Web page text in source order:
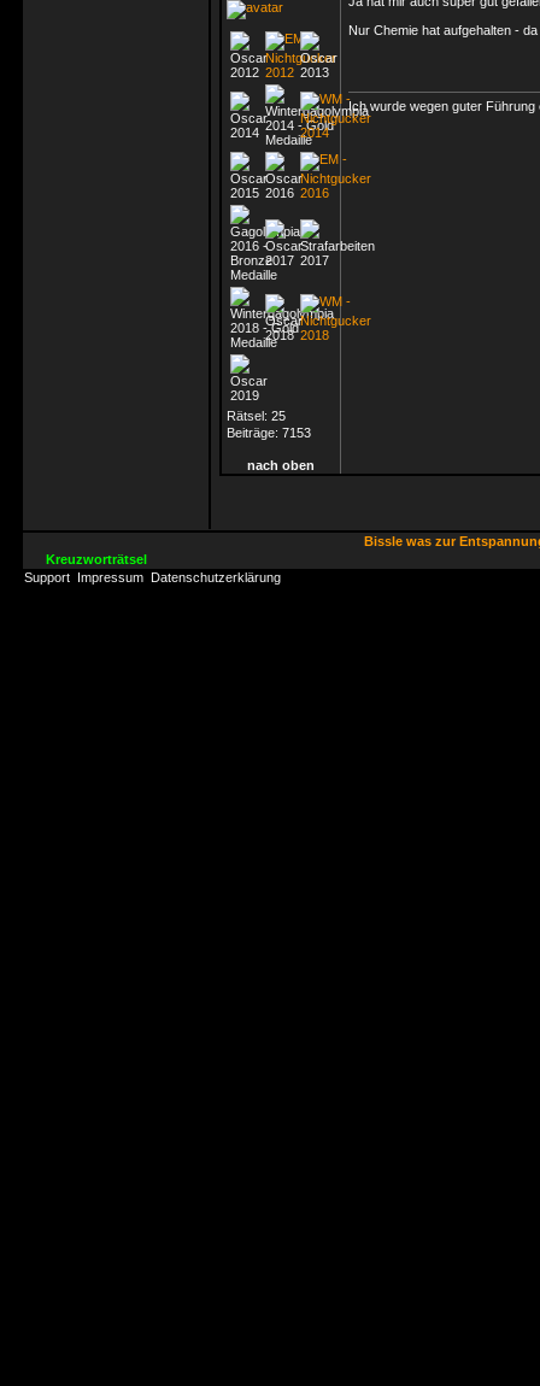
Rätsel: 25
Beiträge: 7153
Nur Chemie hat aufgehalten -
Ich wurde wegen guter
nach oben
Bissle was zur
Kreuzworträtsel
Support Impressum Datenschutzerklärung